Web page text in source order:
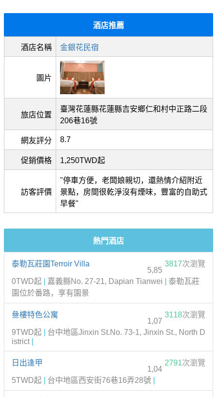
酒店推薦
酒店名稱 金銀花民宿
圖片
旅店位置
臺灣花蓮縣花蓮縣吉安鄉仁和村中正路二段
206巷16號
網友評分 8.7
促銷價格 1,250TWD起
訪客評價
"停車方便，老闆娘親切，還熱情介紹附近
景點，房間很乾淨沒有煙味，豐富的自助式
早餐"
熱門酒店
泰勒瓦莊園Terroir Villa 3817次瀏覽
5,85
0TWD起
嘉義縣No. 27-21, Dapian Tianwei
泰勒瓦莊
園位於番路，享有園景
叄樓特色公寓 3118次瀏覽
1,07
9TWD起
台中地區Jinxin St.No. 73-1, Jinxin St., North D
istrict
日出逢甲 2791次瀏覽
1,04
5TWD起
台中地區西安街76巷16弄28號